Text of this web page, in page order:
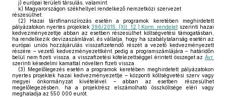
j) európai területi társulás, valamint
k) Magyarországon székhellyel rendelkező nemzetközi szervezet
részesülhet.
(2) Hazai társfinanszírozás esetén a programok keretében meghirdetett
pályázatokon nyertes projektek 396/2015. (XII. 12.) Korm. rendelet szerinti hazai
kedvezményezettje abban az esetben részesülhet költségvetési támogatásban,
ha rendelkezik devizaszámlával, és vállalja, hogy ha szabálytalanság esetén az
európai uniós hozzájárulás visszafizetendő részét a vezető kedvezményezett
részére – vezető kedvezményezettként pedig a programszámlájára – határidőn
belül nem fizeti vissza, a visszafizetési kötelezettséggel érintett összeget az Ávr.
szerinti késedelmi kamattal növelten fizeti vissza.
(3) Megelőlegezés esetén a programok keretében meghirdetett pályázatokon
nyertes projektek hazai kedvezményezettje – központi költségvetési szerv vagy
megyei önkormányzat kivételével – abban az esetben részesülhet
megelőlegezésben, ha a projektrész elszámolható összköltsége eléri vagy
meghaladja az 550 000 eurót.